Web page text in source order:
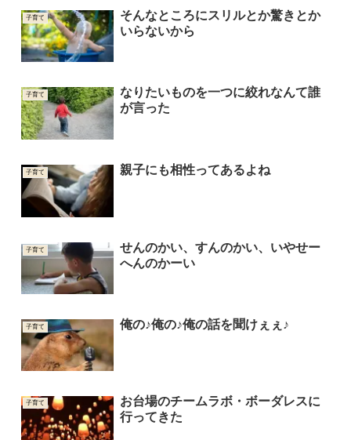
子育て
そんなところにスリルとか驚きとか
いらないから
子育て
なりたいものを一つに絞れなんて誰
が言った
子育て 親子にも相性ってあるよね
子育て
せんのかい、すんのかい、いやせー
へんのかーい
子育て 俺の♪俺の♪俺の話を聞けぇぇ♪
子育て
お台場のチームラボ・ボーダレスに
行ってきた